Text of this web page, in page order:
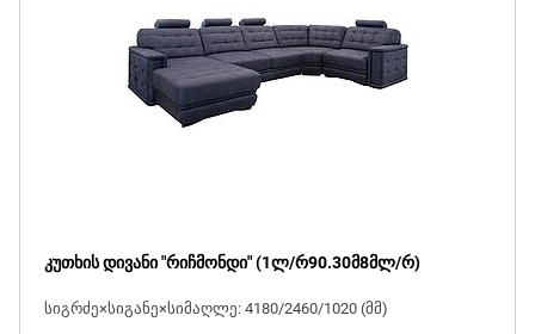
კუთხის დივანი "რიჩმონდი" (1ლ/რ90.30მ8მლ/რ)
სიგრძე×სიგანე×სიმაღლე: 4180/2460/1020 (მმ)